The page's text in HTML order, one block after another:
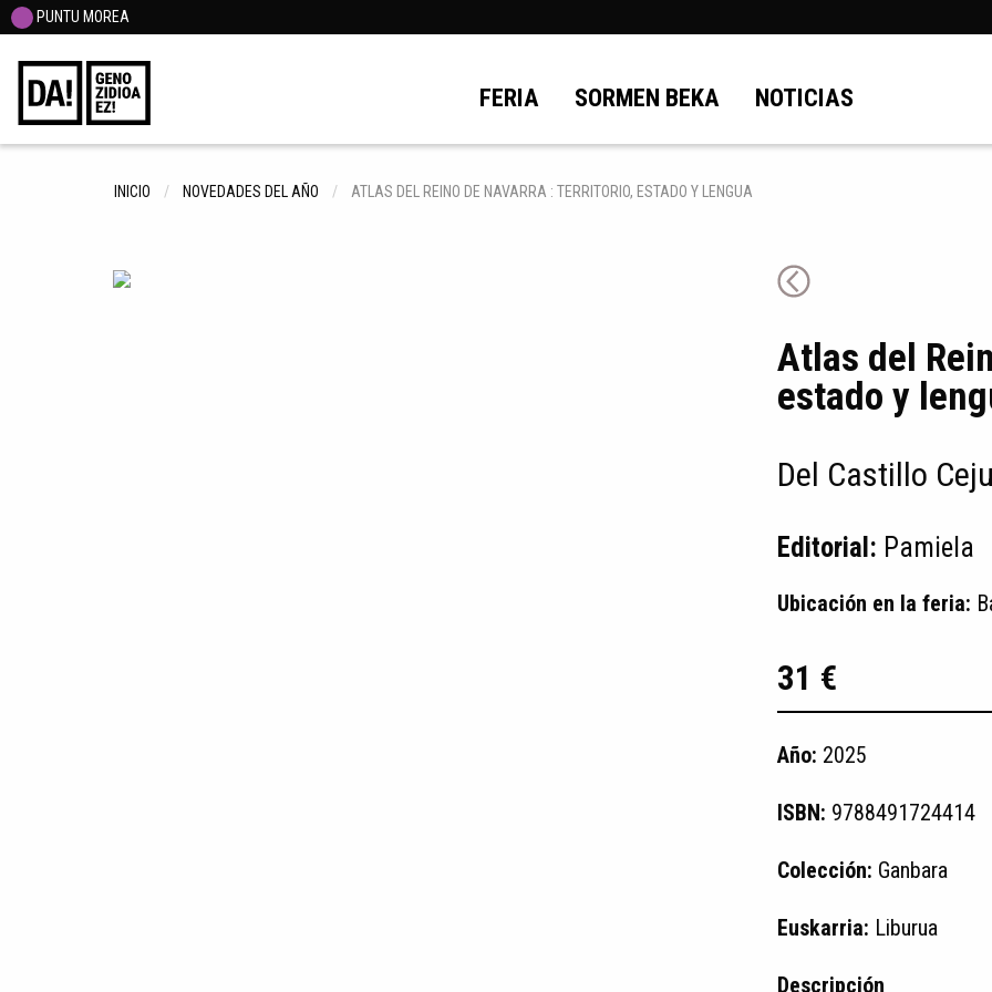
PUNTU MOREA
FERIA SORMEN BEKA NOTICIAS
INICIO NOVEDADES DEL AÑO ATLAS DEL REINO DE NAVARRA : TERRITORIO, ESTADO Y LENGUA
Atlas del
estado y
Del Castillo
Editorial: Pamiela
Ubicación en la feria:
31 €
Año: 2025
ISBN: 9788491724414
Colección: Ganbara
Euskarria: Liburua
Descripción